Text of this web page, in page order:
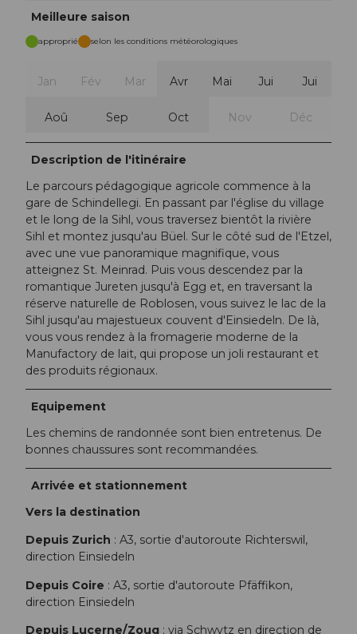
Meilleure saison
approprié selon les conditions météorologiques
Jan Fév Mar Avr Mai Jui Jui
Aoû Sep Oct Nov Déc
Description de l'itinéraire
Le parcours pédagogique agricole commence à la
gare de Schindellegi. En passant par l'église du village
et le long de la Sihl, vous traversez bientôt la rivière
Sihl et montez jusqu'au Büel. Sur le côté sud de l'Etzel,
avec une vue panoramique magnifique, vous
atteignez St. Meinrad. Puis vous descendez par la
romantique Jureten jusqu'à Egg et, en traversant la
réserve naturelle de Roblosen, vous suivez le lac de la
Sihl jusqu'au majestueux couvent d'Einsiedeln. De là,
vous vous rendez à la fromagerie moderne de la
Manufactory de lait, qui propose un joli restaurant et
des produits régionaux.
Equipement
Les chemins de randonnée sont bien entretenus. De
bonnes chaussures sont recommandées.
Arrivée et stationnement
Vers la destination
Depuis Zurich : A3, sortie d'autoroute Richterswil,
direction Einsiedeln
Depuis Coire : A3, sortie d'autoroute Pfäffikon,
direction Einsiedeln
Depuis Lucerne/Zoug : via Schwytz en direction de